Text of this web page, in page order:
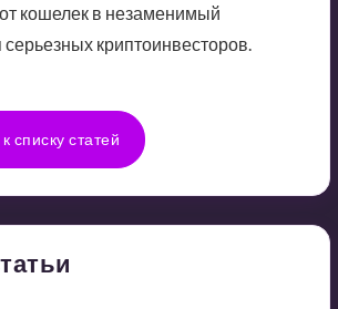
кошелек в незаменимый
серьезных криптоинвесторов.
списку статей